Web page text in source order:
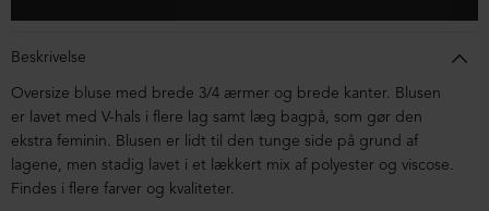
Beskrivelse
Oversize bluse med brede 3/4 ærmer og brede kanter. Blusen
er lavet med V-hals i flere lag samt læg bagpå, som gør den
ekstra feminin. Blusen er lidt til den tunge side på grund af
lagene, men stadig lavet i et lækkert mix af polyester og viscose.
Findes i flere farver og kvaliteter.